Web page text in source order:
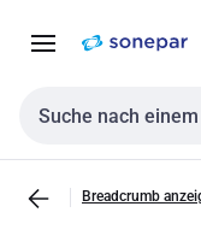
NavigationInhalt
Sucheingabe
Breadcrumb